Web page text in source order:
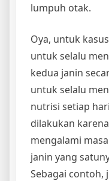
lumpuh otak.
Oya, untuk
untuk selalu
kedua janin
untuk selalu
nutrisi setiap
dilakukan
mengalami
janin yang
Sebagai contoh,